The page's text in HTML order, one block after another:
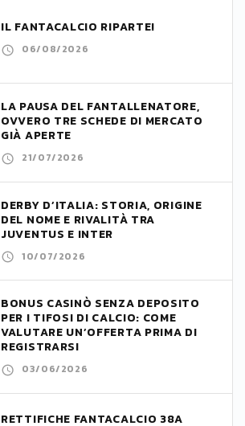
IL FANTACALCIO RIPARTE!
06/08/2026
LA PAUSA DEL FANTALLENATORE,
OVVERO TRE SCHEDE DI MERCATO
GIÀ APERTE
21/07/2026
DERBY D’ITALIA: STORIA, ORIGINE
DEL NOME E RIVALITÀ TRA
JUVENTUS E INTER
10/07/2026
BONUS CASINÒ SENZA DEPOSITO
PER I TIFOSI DI CALCIO: COME
VALUTARE UN’OFFERTA PRIMA DI
REGISTRARSI
03/06/2026
RETTIFICHE FANTACALCIO 38A